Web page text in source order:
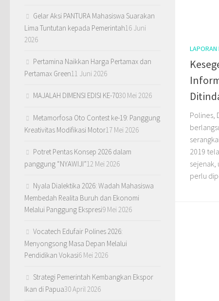
LAPORAN
Polines,
2019
sejenak,
perlu
Gelar Aksi PANTURA Mahasiswa Suarakan
Lima Tuntutan kepada Pemerintah16 Juni
2026
Pertamina Naikkan Harga Pertamax dan
Pertamax Green11 Juni 2026
MAJALAH DIMENSI EDISI KE-7030 Mei 2026
Metamorfosa Oto Contest ke-19: Panggung
Kreativitas Modifikasi Motor17 Mei 2026
Potret Pentas Konsep 2026 dalam
panggung “NYAWIJI”12 Mei 2026
Nyala Dialektika 2026: Wadah Mahasiswa
Membedah Realita Buruh dan Ekonomi
Melalui Panggung Ekspresi9 Mei 2026
Vocatech Edufair Polines 2026:
Menyongsong Masa Depan Melalui
Pendidikan Vokasi6 Mei 2026
Strategi Pemerintah Kembangkan Ekspor
Ikan di Papua30 April 2026